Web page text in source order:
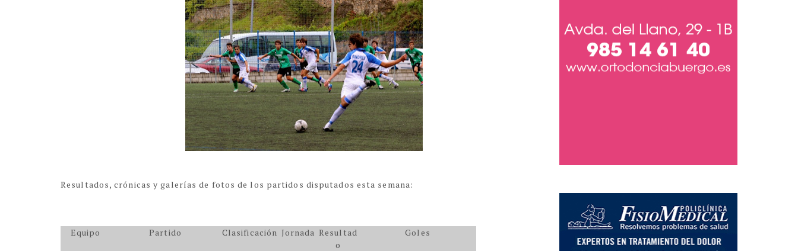
Resultados, crónicas y galerías de fotos de los partidos disputados esta semana:
Equipo Partido Clasificación Jornada Resultad
o
Goles